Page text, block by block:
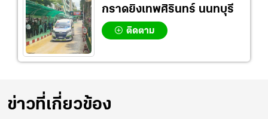
กราดยิงเทพศิรินทร์ นนทบุรี
ติดตาม
ข่าวที่เกี่ยวข้อง